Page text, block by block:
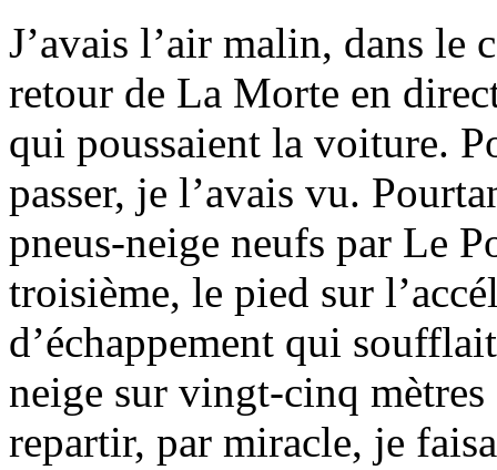
J’avais l’air malin, dans le
retour de La Morte en
qui poussaient la voiture.
passer, je l’avais vu.
pneus-neige neufs par Le
troisième, le pied sur
d’échappement qui
neige sur vingt-cinq
repartir, par miracle, je